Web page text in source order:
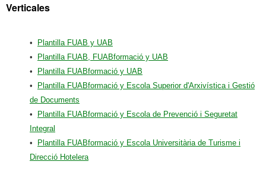
Verticales
•
Plantilla FUAB y UAB
•
Plantilla FUAB, FUABformació y UAB
•
Plantilla FUABformació y UAB
•
Plantilla FUABformació y Escola Superior d'Arxivística i Gestió
de Documents
•
Plantilla FUABformació y Escola de Prevenció i Seguretat
Integral
•
Plantilla FUABformació y Escola Universitària de Turisme i
Direcció Hotelera